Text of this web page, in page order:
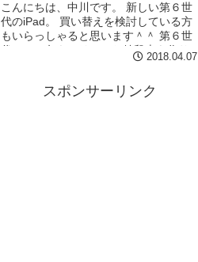
こんにちは、中川です。 新しい第６世
代のiPad。 買い替えを検討している方
もいらっしゃると思います＾＾ 第６世
代iPadの各キャリアのお値段表を作り
ましたので参考にされてください。 関
2018.04.07
スポンサーリンク